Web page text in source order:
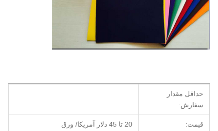
حداقل مقدار
سفارش:
قیمت: 20 تا 45 دلار آمریکا/ ورق